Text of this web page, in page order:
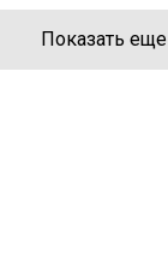
Показать